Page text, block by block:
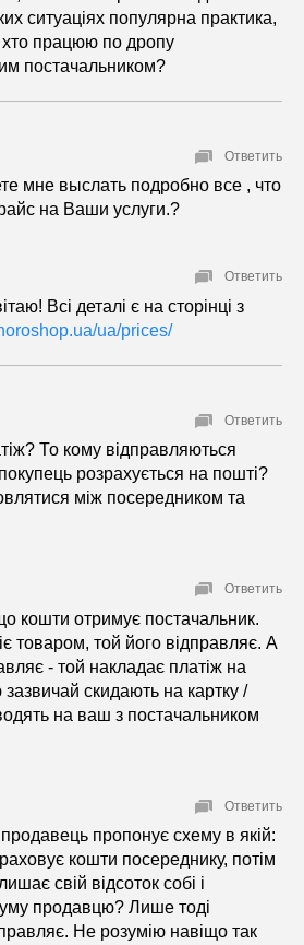
ситуаціях популярна практика,
хто працюю по дропу
постачальником?
мне выслать подробно все , что
на Ваши услуги.?
Ответить
Всі деталі є на сторінці з
ua/prices/
Ответить
То кому відправляються
розрахується на пошті?
між посередником та
Ответить
кошти отримує постачальник.
товаром, той його відправляє. А
- той накладає платіж на
скидають на картку /
на ваш з постачальником
Ответить
продавець пропонує схему в якій:
кошти посереднику, потім
свій відсоток собі і
продавцю? Лише тоді
Не розумію навіщо так
Ответить